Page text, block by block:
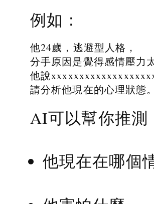
例如：
他24歲，逃避型人格，
分手原因是覺得感情壓力
他說
請分析他現在的心理狀態。
AI可以幫你推測
他現在在哪個